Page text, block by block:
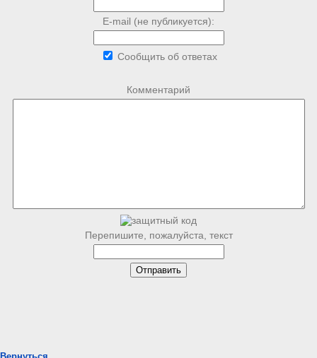
E-mail (не публикуется):
Сообщить об ответах
Комментарий
Перепишите, пожалуйста, текст